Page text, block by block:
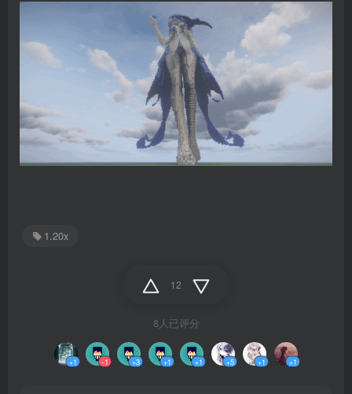
1.20x
12
8人已评分
+1 -1 +3 +1 +1 +5 +1 +1